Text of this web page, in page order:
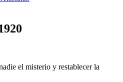
el misterio y restablecer la